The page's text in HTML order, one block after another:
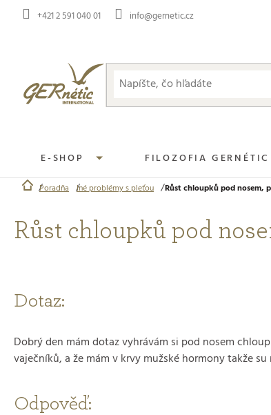
Prejsť
+421 2 591 040 01 info@gernetic.cz
E-SHOP FILOZOFIA GERNÉTIC
Domov
Poradňa Iné problémy s pleťou Růst chloupků pod nosem,
Růst chloupků pod
Dotaz:
Dobrý den mám dotaz vyhrávám si pod nosem
vaječníků, a že mám v krvy mužské hormony takže
Odpověď: